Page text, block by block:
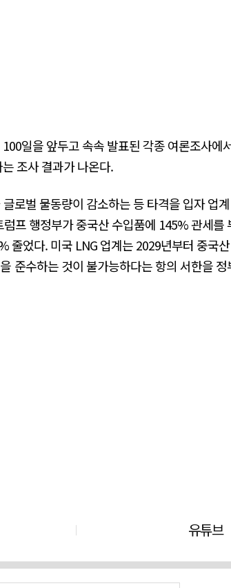
일을 앞두고 속속 발표된 각종 여론조사에
조사 결과가 나온다.
로벌 물동량이 감소하는 등 타격을 입자 업
프 행정부가 중국산 수입품에 145% 관세를
줄었다. 미국 LNG 업계는 2029년부터 중국
준수하는 것이 불가능하다는 항의 서한을
유튜브